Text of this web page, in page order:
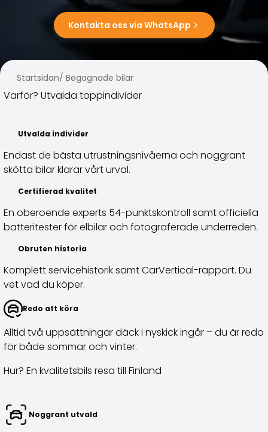
Kombibilar
Skåpbilar
Kommersiella fordon
Prisvärda bilar
Bilmärken
Audi
BMW
Polestar
Skoda
Tesla
Volkswagen
Volvo
Alla märken
Sälj din bil
Sälj din bil
Sälj företagsbilen
Kom ihåg dessa när du säljer din bil!
Produkter & tjänster
Ytterligare biltjänster
Kontakta oss via WhatsApp
Startsidan/ Begagnade bilar
Varför? Utvalda toppindivider
Utvalda individer
Endast de bästa utrustningsnivåerna och noggrant
skötta bilar klarar vårt urval.
Certifierad kvalitet
En oberoende experts 54-punktskontroll samt officiella
batteritester för elbilar och fotograferade underreden.
Obruten historia
Komplett servicehistorik samt CarVertical-rapport. Du
vet vad du köper.
Redo att köra
Alltid två uppsättningar däck i nyskick ingår – du är redo
för både sommar och vinter.
Hur? En kvalitetsbils resa till Finland
Noggrant utvald